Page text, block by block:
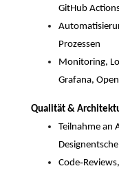
GitHub
Prozessen
Monitoring,
Grafana,
Qualität &
Teilnahme an
Code-